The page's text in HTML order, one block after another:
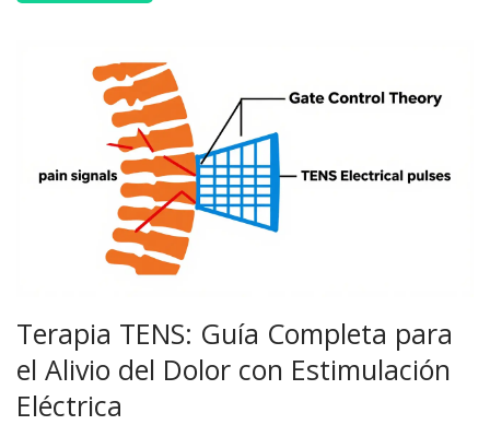
Terapia TENS: Guía Completa para
el Alivio del Dolor con Estimulación
Eléctrica